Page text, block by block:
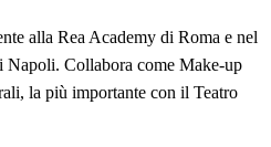
alla Rea Academy di Roma e nel
Napoli. Collabora come Make-up
la più importante con il Teatro